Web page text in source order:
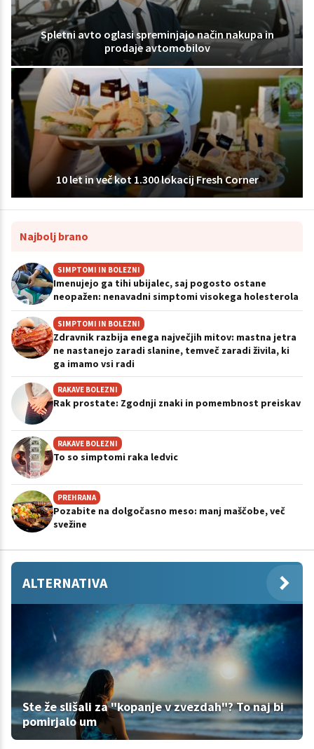
Spletni avto oglasi spreminjajo način nakupa in
prodaje avtomobilov
10 let in več kot 1.300 lokacij Fresh Corner
Najbolj brano
SIMPTOMI IN BOLEZNI
Imenujejo ga tihi ubijalec, saj pogosto ostane
neopažen: nenavadni simptomi visokega holesterola
SIMPTOMI IN BOLEZNI
Zdravnik razbija enega največjih mitov: mastna jetra
ne nastanejo zaradi slanine, temveč zaradi živila, ki
ga imamo vsi radi
RAKAVE BOLEZNI
Rak prostate: Zgodnji znaki in pomembnost preiskav
RAKAVE BOLEZNI
To so simptomi raka ledvic
PREHRANA
Pozabite na dolgočasno meso: manj maščobe, več
svežine
ALTERNATIVA
Ste že slišali za "kopanje v zvezdah"? To naj bi
pomirjalo um